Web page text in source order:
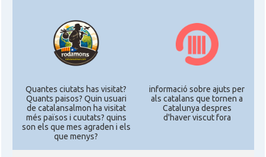
Quantes ciutats has visitat?
Quants paisos? Quin usuari
de catalansalmon ha visitat
més països i cuutats? quins
son els que mes agraden i els
que menys?
informació sobre ajuts per
als catalans que tornen a
Catalunya despres
d'haver viscut fora